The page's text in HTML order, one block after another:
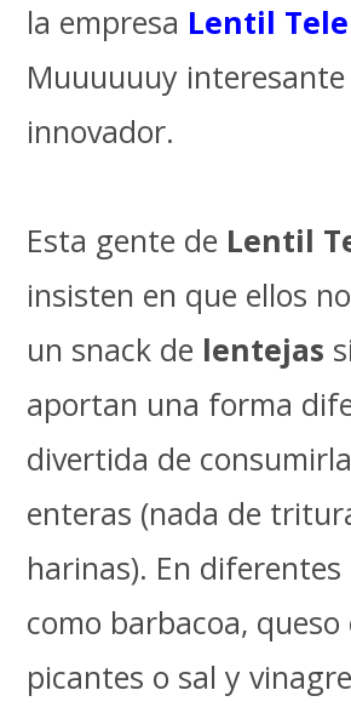
la empresa Lentil
Muuuuuuy interesante
innovador.
Esta gente de Lentil
insisten en que ellos
un snack de lentejas
aportan una forma
divertida de
enteras (nada de
harinas). En diferentes
como barbacoa, queso
picantes o sal y